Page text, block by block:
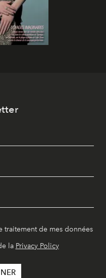
traitement de mes données
la Privacy Policy